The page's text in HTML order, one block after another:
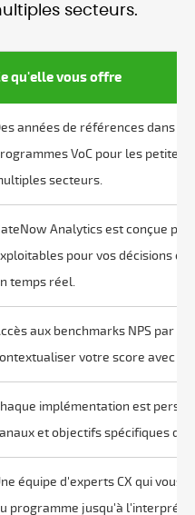
secteurs.
qu'elle vous offre
années de références dans
VoC pour les petites
secteurs.
Analytics est conçue
pour vos décisions
temps réel.
aux benchmarks NPS par
votre score avec
implémentation est
et objectifs spécifiques de
équipe d'experts CX qui vous
programme jusqu'à